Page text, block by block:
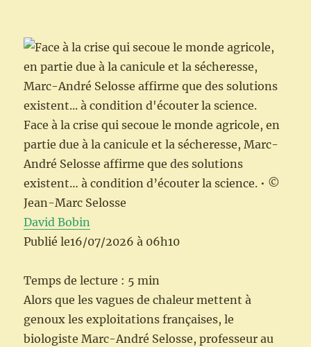
Face à la crise qui secoue le monde agricole, en
partie due à la canicule et la sécheresse, Marc-
André Selosse affirme que des solutions
existent… à condition d’écouter la science. • ©
Jean-Marc Selosse
David Bobin
Publié le16/07/2026 à 06h10
Temps de lecture : 5 min
Alors que les vagues de chaleur mettent à
genoux les exploitations françaises, le
biologiste Marc-André Selosse, professeur au